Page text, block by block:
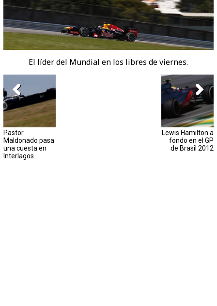
El líder del Mundial en los libres de viernes.
Pastor
Maldonado pasa
una cuesta en
Interlagos
Lewis Hamilton a
fondo en el GP
de Brasil 2012